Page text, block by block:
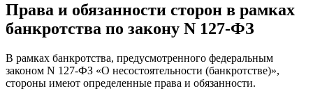
Права и обязанности сторон в рамках
банкротства по закону N 127-ФЗ
В рамках банкротства, предусмотренного федеральным
законом N 127-ФЗ «О несостоятельности (банкротстве)»,
стороны имеют определенные права и обязанности.